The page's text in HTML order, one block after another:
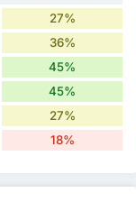
27%
36%
45%
45%
27%
18%